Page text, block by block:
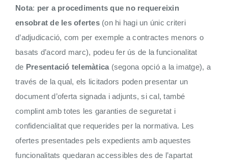
Nota: per a procediments que no requereixin
ensobrat de les ofertes(on hi hagi un únic criteri
d’adjudicació, com per exemple a contractes menors o
basats d’acord marc), podeu fer ús de la funcionalitat
de Presentació telemàtica (segona opció a la imatge), a
través de la qual, els licitadors poden presentar un
document d’oferta signada i adjunts, si cal, també
complint amb totes les garanties de seguretat i
confidencialitat que requerides per la normativa. Les
ofertes presentades pels expedients amb aquestes
funcionalitats quedaran accessibles des de l’apartat